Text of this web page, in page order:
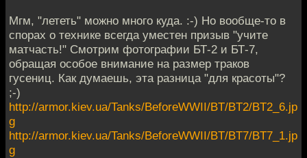
Мгм, "лететь" можно много куда. :-) Но вообще-то в
спорах о технике всегда уместен призыв "учите
матчасть!" Смотрим фотографии БТ-2 и БТ-7,
обращая особое внимание на размер траков
гусениц. Как думаешь, эта разница "для красоты"?
;-)
http://armor.kiev.ua/Tanks/BeforeWWII/BT/BT2/BT2_6.jp
g
http://armor.kiev.ua/Tanks/BeforeWWII/BT/BT7/BT7_1.jp
g